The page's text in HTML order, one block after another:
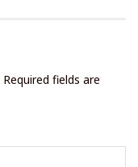
Required fields are